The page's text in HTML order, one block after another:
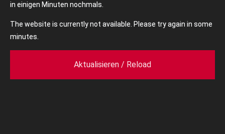
in einigen Minuten nochmals.
The website is currently not available. Please try again in some
minutes.
Aktualisieren / Reload